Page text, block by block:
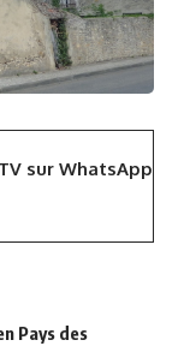
sur WhatsApp
Pays des